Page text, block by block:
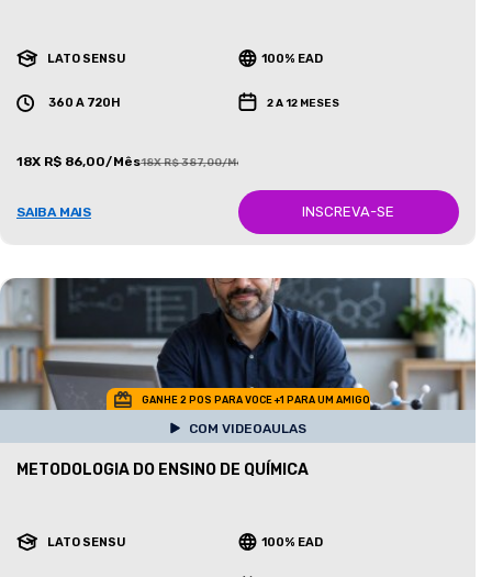
LATO SENSU 100% EAD
360 A 720H 2 A 12 MESES
18X R$ 86,00/Mês18X R$ 387,00/Mês
SAIBA MAIS INSCREVA-SE
GANHE 2 POS PARA VOCE +1 PARA UM AMIGO
COM VIDEOAULAS
METODOLOGIA DO ENSINO DE QUÍMICA
LATO SENSU 100% EAD